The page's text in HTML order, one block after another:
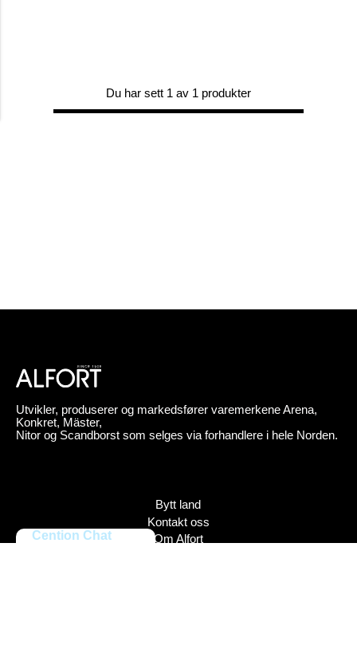
Du har sett 1 av 1 produkter
Utvikler, produserer og markedsfører varemerkene Arena,
Konkret, Mäster,
Nitor og Scandborst som selges via forhandlere i hele Norden.
Bytt land
Kontakt oss
Om Alfort
Cention Chat